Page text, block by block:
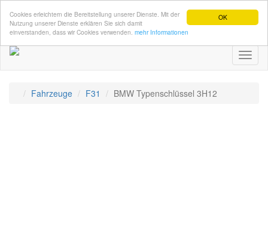
OK
Cookies erleichtern die Bereitstellung unserer Dienste. Mit der
Nutzung unserer Dienste erklären Sie sich damit
einverstanden, dass wir Cookies verwenden. mehr Informationen
Fahrzeuge F31 BMW Typenschlüssel 3H12